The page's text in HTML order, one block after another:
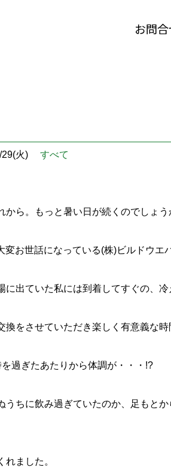
お問
火) すべて
から。もっと暑い日が続くのでしょう
お世話になっている(株)ビルドウ
に出ていた私には到着してすぐの、
をさせていただき楽しく有意義な
過ぎたあたりから体調が・・・!?
ちに飲み過ぎていたのか、足もと
ました。